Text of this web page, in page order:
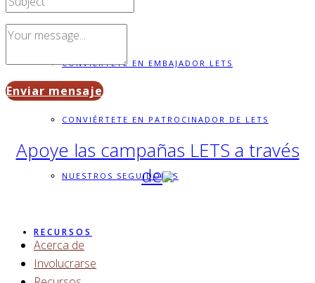
CONVIÉRTETE EN EMBAJADOR LETS
CONVIÉRTETE EN PATROCINADOR DE LETS
NUESTROS SEGUIDORES
RECURSOS
Enviar mensaje
Apoye las campañas LETS a través
de
Acerca de
Involucrarse